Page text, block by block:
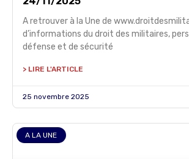
A retrouver à la Une de
d’informations du droit des militaires,
défense et de sécurité
> LIRE L'ARTICLE
25 novembre 2025
A LA UNE